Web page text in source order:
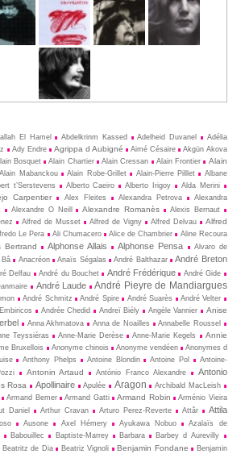
El Hamel Abdelkrinm Kassed Adelheid Duvanel
Adélia
Ady Endre Agrippa d Aubigné Aimé Césaire
Akgün Akova
Bosquet Alain Chartier Alain Cressan Alain Frontier
Alain
Alain Mabanckou Alain Robe-Grillet Alain-Pierre Pilllet
Albane
t’Serstevens Alberto Caeiro Alberto Irigoy
Alda Merini
Carpentier Alex Fleites Alexandra Petrova
Alexandra
Alexandre O Neill Alexandre Romanès
Alexis Bernaut
Alfred de Musset Alfred de Vigny Alfred Delvau
Alfred
Le Pera Ali Chumacero Alice de Chambrier
Aline Recoura
Bertrand Alphonse Allais Alphonse Pensa
Alvaro de
Bâ Anacréon Anaïs Ségalas André Balthazar André Breton
Delfau André du Bouchet André Frédérique André Gide
André Laude André Pieyre de Mandiargues
André Schmitz André Spire André Suarès
André Velter
Andrée Chedid Andreï Biély Angèle Vannier
Anise
Anna Akhmatova Anna de Noailles
Annabelle Roussel
Teyssiéras Anne-Marie Derèse Anne-Marie Kegels
Annie
Bruxellois Anonyme chinois Anonyme vendéen
Anonymes d
Anthony Phelps Antoine Blondin Antoine Pol
Antoine-
Antonin Artaud António Franco Alexandre
Antonio
Rosa Apollinaire Apulée Aragon
Archibald MacLeish
Armand Bemer Armand Gatti Armand Robin
Arménio Vieira
Daniel Arthur Cravan Arturo Perez-Reverte Attâr
Attila
Ausone Axel Hémery Ayukawa Nobuo
Azalaïs de
Babouillec Baptiste-Marrey Barbara Barbey d Aurevilly
Beatritz de Dia Beatriz Vignoli Benjamin Fondane
Benjamin